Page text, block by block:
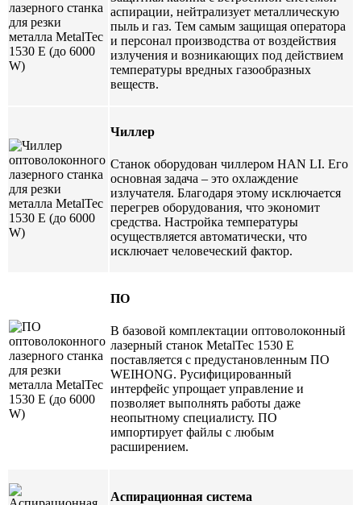
аспирации, нейтрализует металлическую
пыль и газ. Тем самым защищая оператора
и персонал производства от воздействия
излучения и возникающих под действием
температуры вредных газообразных
веществ.
Чиллер
Станок оборудован чиллером HAN LI. Его
основная задача – это охлаждение
излучателя. Благодаря этому исключается
перегрев оборудования, что экономит
средства. Настройка температуры
осуществляется автоматически, что
исключает человеческий фактор.
ПО
В базовой комплектации оптоволоконный
лазерный станок MetalTec 1530 E
поставляется с предустановленным ПО
WEIHONG. Русифицированный
интерфейс упрощает управление и
позволяет выполнять работы даже
неопытному специалисту. ПО
импортирует файлы с любым
расширением.
Аспирационная система